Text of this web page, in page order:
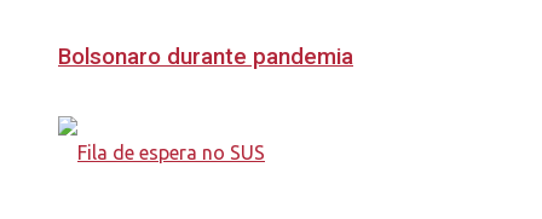
Bolsonaro durante pandemia